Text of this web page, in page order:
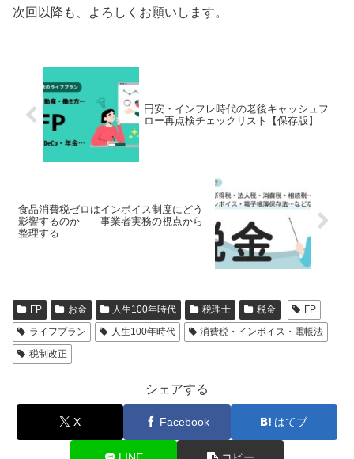
次回以降も、よろしくお願いします。
円安・インフレ時代の老後キャッシュフ
ロー再点検チェックリスト【保存版】
食品消費税ゼロはインボイス制度にどう
影響するのか――事業者実務の視点から
整理する
FP お金 人生100年時代 税理士 税金
FP
ライフプラン
人生100年時代
消費税・インボイス・電帳法
税制改正
シェアする
X Facebook はてブ